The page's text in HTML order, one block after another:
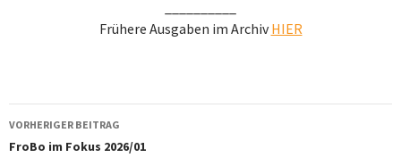
Frühere Ausgaben im ArchivHIER
Beitragsnavigation
VORHERIGER BEITRAG
FroBo im Fokus 2026/01